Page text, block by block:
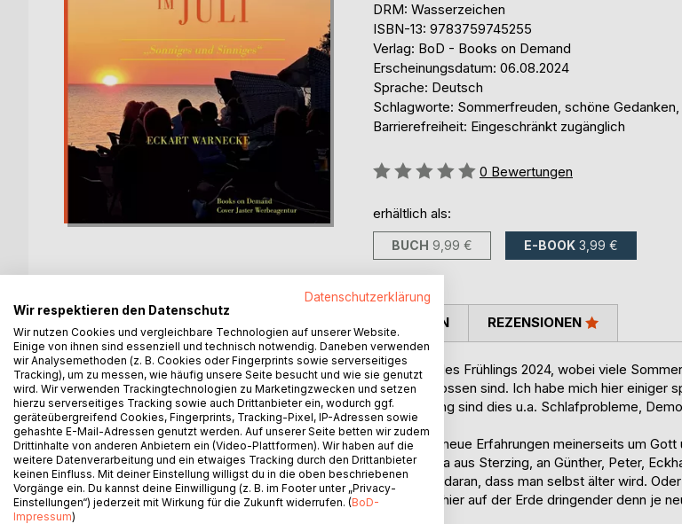
DRM: Wasserzeichen
ISBN-13: 9783759745255
Verlag: BoD - Books on Demand
Erscheinungsdatum: 06.08.2024
Sprache: Deutsch
Schlagworte: Sommerfreuden, schöne
Barrierefreiheit: Eingeschränkt zugänglich
Bewertung::
0 Bewertungen
erhältlich als:
BUCH 9,99 € E-BOOK 3,99 €
Sonniges und Sinniges entstand überwiegend zum Ende des Frühlings 2024, wobei viele
Aspekte in die Verse und Gedichte im Vorausblick eingeflossen sind. Ich habe mich hier einiger
angenommen. Neben der Lust am Leben und an Bewegung sind dies u.a. Schlafprobleme,
eines Sommergewitters, Gewalt und anderen.
Was mir selbst auffällt, ist der Umstand, dass sich etliche neue Erfahrungen meinerseits um Gott
Spiritualität drehen. Danke an Moni aus Schorndorf, Monika aus Sterzing, an Günther, Peter,
sowie meine Schwiegermutter in Italien. Vielleicht liegt es daran, dass man selbst älter wird.
Humanität und Friedfertigkeit angesichts der Entwicklung hier auf der Erde dringender denn je
PRESSESTIMMEN REZENSIONEN
Datenschutzerklärung
Wir respektieren den Datenschutz
Wir nutzen Cookies und vergleichbare Technologien auf unserer Website.
Einige von ihnen sind essenziell und technisch notwendig. Daneben verwenden
wir Analysemethoden (z. B. Cookies oder Fingerprints sowie serverseitiges
Tracking), um zu messen, wie häufig unsere Seite besucht und wie sie genutzt
wird. Wir verwenden Trackingtechnologien zu Marketingzwecken und setzen
hierzu serverseitiges Tracking sowie auch Drittanbieter ein, wodurch ggf.
geräteübergreifend Cookies, Fingerprints, Tracking-Pixel, IP-Adressen sowie
gehashte E-Mail-Adressen genutzt werden. Auf unserer Seite betten wir zudem
Drittinhalte von anderen Anbietern ein (Video-Plattformen). Wir haben auf die
weitere Datenverarbeitung und ein etwaiges Tracking durch den Drittanbieter
keinen Einfluss. Mit deiner Einstellung willigst du in die oben beschriebenen
Vorgänge ein. Du kannst deine Einwilligung (z. B. im Footer unter „Privacy-
Einstellungen“) jederzeit mit Wirkung für die Zukunft widerrufen. (BoD-
Impressum)